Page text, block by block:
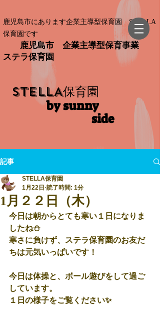
鹿児島市にあります企業主導型保育園 STELLA
保育園です
鹿児島市 企業主導型保育事業
ステラ保育園
STELLA保育園
by sunny
side​
記事
1月２２日（木）
STELLA保育園
1月22日 読了時間: 1分
今日は朝からとても寒い１日になりま
したね⛄
寒さに負けず、ステラ保育園のお友だ
ちは元気いっぱいです！
今日は体操と、ボール遊びをして過ご
しています。
１日の様子をご覧ください✨